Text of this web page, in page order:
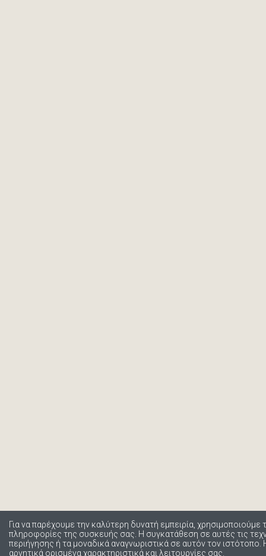
Για να παρέχουμε την καλύτερη δυνατή εμπειρία,
πληροφορίες της συσκευής σας. Η συγκατάθεση σε αυτές τις
περιήγησης ή τα μοναδικά αναγνωριστικά σε αυτόν τον
αρνητικά ορισμένα χαρακτηριστικά και λειτουργίες σας.